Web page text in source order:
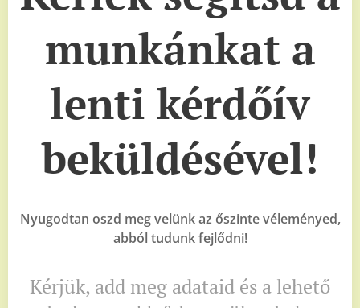
munkánkat a
lenti kérdőív
beküldésével!
Nyugodtan oszd meg velünk az őszinte véleményed,
abból tudunk fejlődni!
Kérjük, add meg adataid és a lehető